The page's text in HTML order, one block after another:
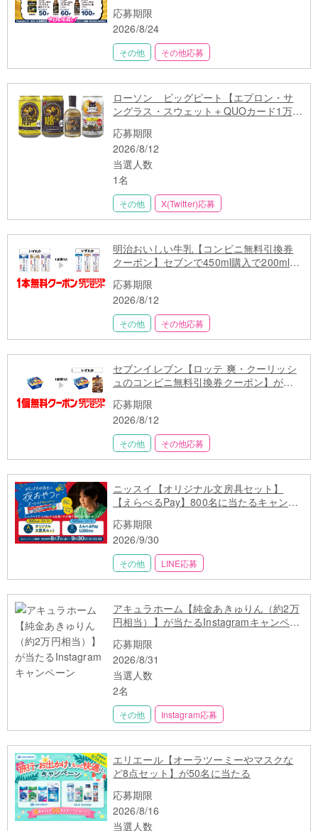
応募期限
2026/8/24
その他 その他応募
ローソン ビッグピート【エプロン・サ
ングラス・スウェット＋QUOカード1万円
応募期限
2026/8/12
当選人数
1名
その他 X(Twitter)応募
明治おいしい牛乳【コンビニ無料引換券
クーポン】セブンで450ml購入で200mlも
応募期限
2026/8/12
その他 その他応募
セブンイレブン【ロッテ 爽・クーリッシ
ュのコンビニ無料引換券クーポン】が当
応募期限
2026/8/12
その他 その他応募
ニッスイ【オリジナル文房具セット】
【えらべるPay】800名に当たるキャンペ
応募期限
2026/9/30
その他 LINE応募
アキュラホーム【純金あきゅりん（約2万
円相当）】が当たるInstagramキャンペー
応募期限
2026/8/31
当選人数
2名
その他 Instagram応募
エリエール【オーラツーミーやマスクな
ど8点セット】が50名に当たる
応募期限
2026/8/16
当選人数